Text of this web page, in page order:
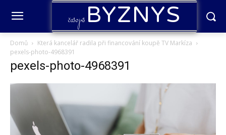
časopisBYZNYS
Domů
Která kancelář radila při financování koupě TV Markíza
pexels-photo-4968391
pexels-photo-4968391